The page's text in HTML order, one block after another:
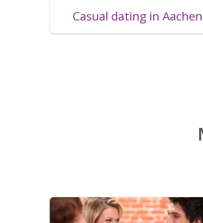
Casual dating in Aachen